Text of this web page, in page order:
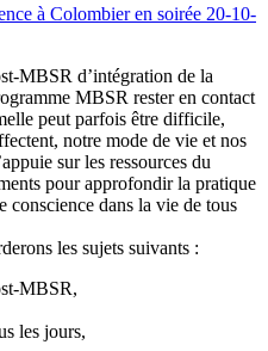
à Colombier en soirée 20-10-
MBSR d’intégration de la
MBSR rester en contact
peut parfois être difficile,
notre mode de vie et nos
sur les ressources du
pour approfondir la pratique
conscience dans la vie de tous
les sujets suivants :
MBSR,
les jours,